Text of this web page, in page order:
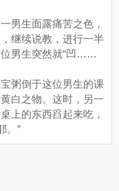
男生面露痛苦之色，
继续说教，进行一半
位男生突然就“凹……
粥倒于这位男生的课
白之物。这时，另一
上的东西舀起来吃，
。”